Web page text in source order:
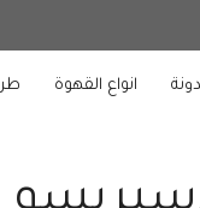
انواع القهوة